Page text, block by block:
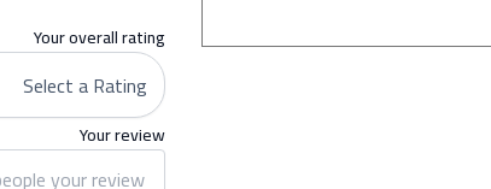
Your overall rating
Your review